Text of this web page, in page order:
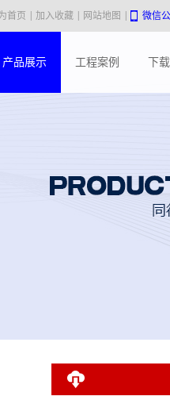
务为一体的高新技术企业！
首页 加入收藏 网站地图 微信
产品展示 工程案例 下